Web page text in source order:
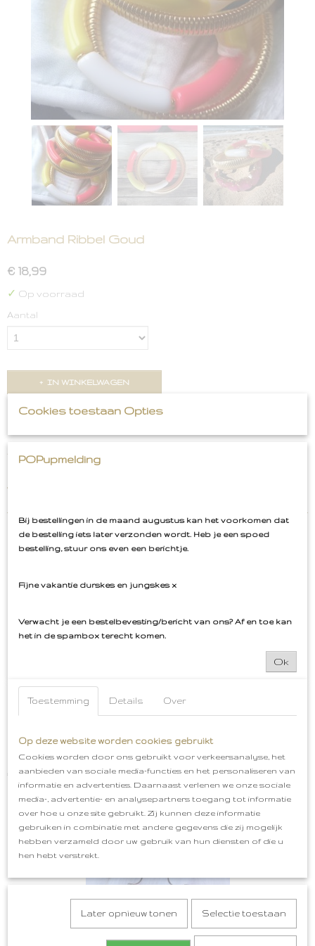
Armband Ribbel Goud
€ 18,99
✓ Op voorraad
Aantal
IN WINKELWAGEN
Je krijgt 1 Goudkleurige Armband
Ook interessant
Rood Wit Blauw Oorbellen Pailletten
€ 14,99
Cookies toestaan Opties
POPupmelding
Bij bestellingen in de maand augustus kan het voorkomen dat
de bestelling iets later verzonden wordt. Heb je een spoed
bestelling, stuur ons even een berichtje.
Fijne vakantie durskes en jungskes x
Verwacht je een bestelbevesting/bericht van ons? Af en toe kan
het in de spambox terecht komen.
Ok
Toestemming Details Over
Op deze website worden cookies gebruikt
Cookies worden door ons gebruikt voor verkeersanalyse, het
aanbieden van sociale media-functies en het personaliseren van
informatie en advertenties. Daarnaast verlenen we onze sociale
media-, advertentie- en analysepartners toegang tot informatie
over hoe u onze site gebruikt. Zij kunnen deze informatie
gebruiken in combinatie met andere gegevens die zij mogelijk
hebben verzameld door uw gebruik van hun diensten of die u
hen hebt verstrekt.
Later opnieuw tonen Selectie toestaan